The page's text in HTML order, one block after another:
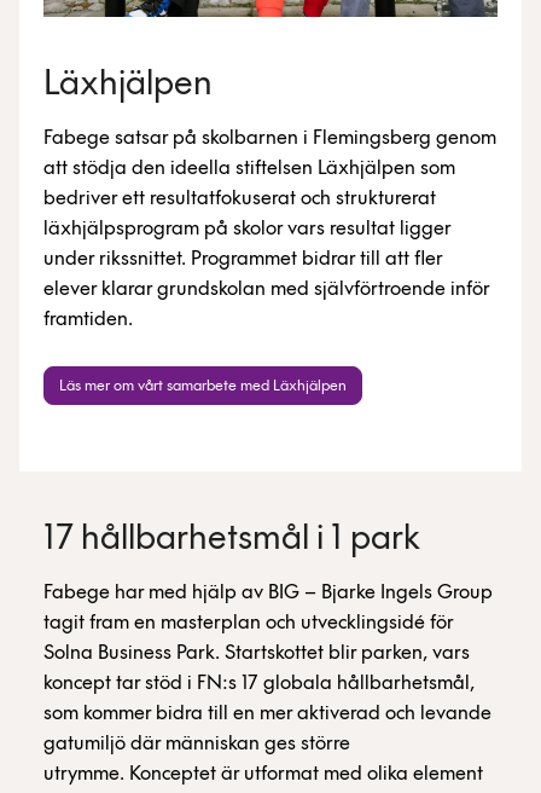
Läxhjälpen
Fabege satsar på skolbarnen i Flemingsberg genom
att stödja den ideella stiftelsen Läxhjälpen som
bedriver ett resultatfokuserat och strukturerat
läxhjälpsprogram på skolor vars resultat ligger
under rikssnittet. Programmet bidrar till att fler
elever klarar grundskolan med självförtroende inför
framtiden.
Läs mer om vårt samarbete med Läxhjälpen
17 hållbarhetsmål i 1 park
Fabege har med hjälp av BIG – Bjarke Ingels Group
tagit fram en masterplan och utvecklingsidé för
Solna Business Park. Startskottet blir parken, vars
koncept tar stöd i FN:s 17 globala hållbarhetsmål,
som kommer bidra till en mer aktiverad och levande
gatumiljö där människan ges större
utrymme. Konceptet är utformat med olika element